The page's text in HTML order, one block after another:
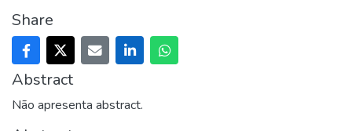
Share
Abstract
Não apresenta abstract.